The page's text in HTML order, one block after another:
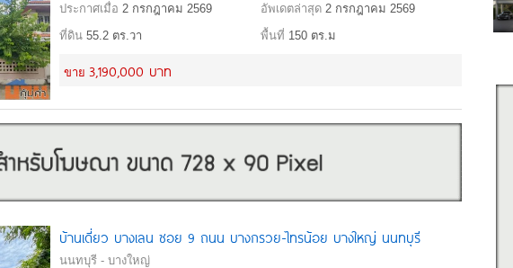
ประกาศเมื่อ 2 กรกฎาคม 2569 อัพเดตล่าสุด 2 กรกฎาคม 2569
ที่ดิน 55.2 ตร.วา พื้นที่ 150 ตร.ม
ขาย 3,190,000 บาท
บ้านเดี่ยว บางเลน ซอย 9 ถนน บางกรวย-ไทรน้อย บางใหญ่ นนทบุรี
นนทบุรี - บางใหญ่